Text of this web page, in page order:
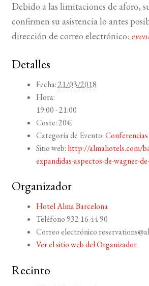
Debido a las limitaciones de aforo,
confirmen su asistencia lo antes
dirección de correo electrónico:
Detalles
Fecha:21/03/2018
Hora:
19:00 - 21:00
Coste:20€
Categoría de Evento:Conferencias
Sitio web: http://almahotels.com/
expandidas-aspectos-de-wagner-
Organizador
Hotel Alma Barcelona
Teléfono 932 16 44 90
Correo electrónico
Ver el sitio web del Organizador
Recinto